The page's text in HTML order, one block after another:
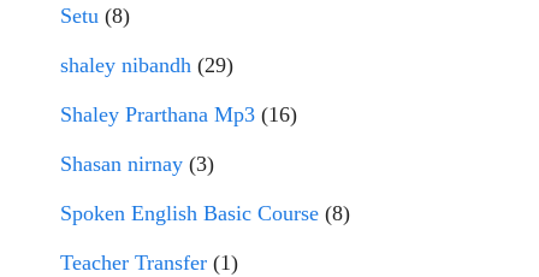
Setu (8)
shaley nibandh (29)
Shaley Prarthana Mp3 (16)
Shasan nirnay (3)
Spoken English Basic Course (8)
Teacher Transfer (1)